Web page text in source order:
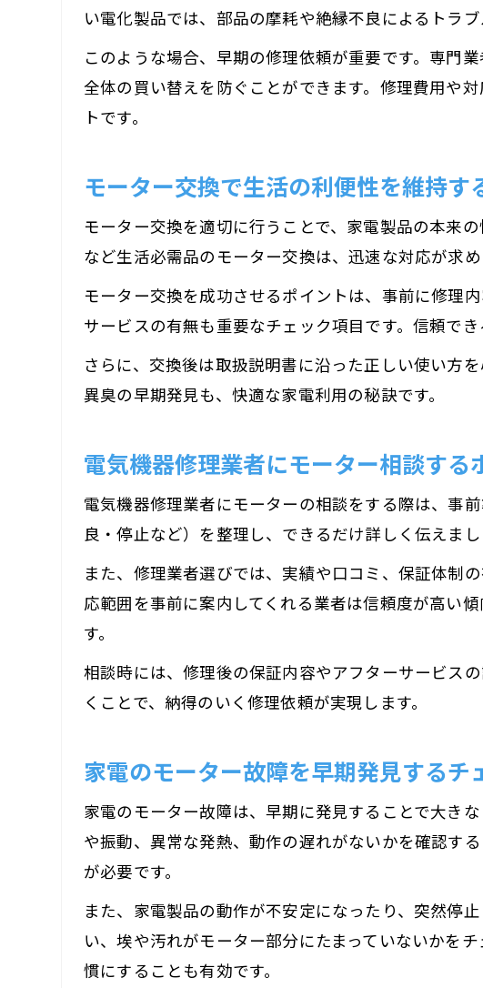
家
持ち込
モ
電
モ
保証活
家
い電化製品では、部品の摩耗や絶縁不良によるトラ
このような場合、早期の修理依頼が重要です。専門
全体の買い替えを防ぐことができます。修理費用や
トです。
モーター交換で生活の利便性を維持す
モーター交換を適切に行うことで、家電製品の本来
など生活必需品のモーター交換は、迅速な対応が求
モーター交換を成功させるポイントは、事前に修理
サービスの有無も重要なチェック項目です。信頼で
さらに、交換後は取扱説明書に沿った正しい使い方
異臭の早期発見も、快適な家電利用の秘訣です。
電気機器修理業者にモーター相談する
電気機器修理業者にモーターの相談をする際は、事
良・停止など）を整理し、できるだけ詳しく伝えま
また、修理業者選びでは、実績や口コミ、保証体制
応範囲を事前に案内してくれる業者は信頼度が高い
す。
相談時には、修理後の保証内容やアフターサービス
くことで、納得のいく修理依頼が実現します。
家電のモーター故障を早期発見するチ
家電のモーター故障は、早期に発見することで大き
や振動、異常な発熱、動作の遅れがないかを確認す
が必要です。
また、家電製品の動作が不安定になったり、突然停
い、埃や汚れがモーター部分にたまっていないかを
慣にすることも有効です。